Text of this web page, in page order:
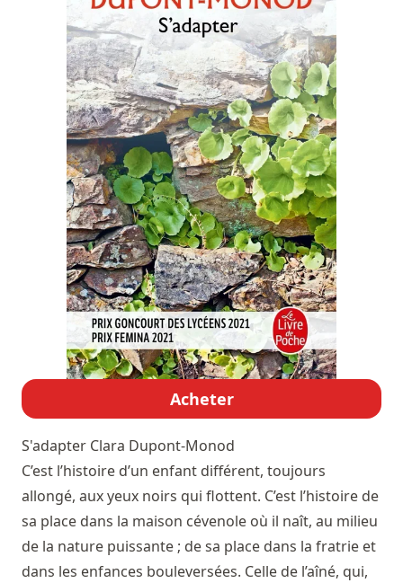
Acheter
S'adapter Clara Dupont-Monod
C’est l’histoire d’un enfant différent, toujours
allongé, aux yeux noirs qui flottent. C’est l’histoire de
sa place dans la maison cévenole où il naît, au milieu
de la nature puissante ; de sa place dans la fratrie et
dans les enfances bouleversées. Celle de l’aîné, qui,